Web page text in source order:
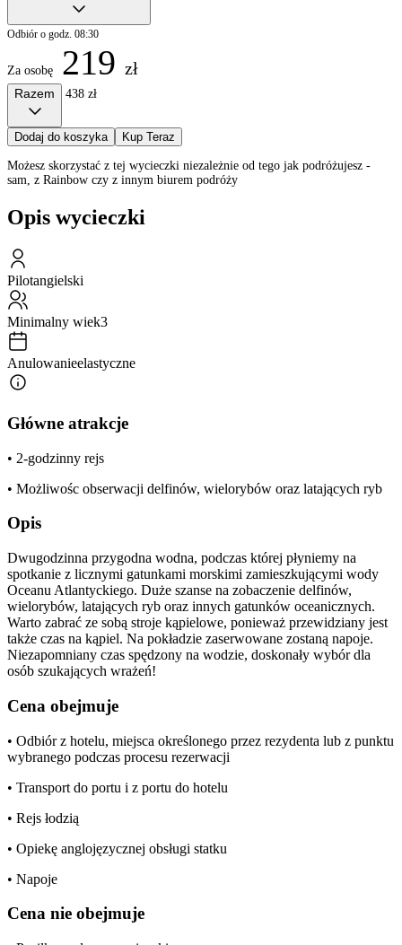
Odbiór o godz. 08:30
Za osobę 219 zł
Razem 438 zł
Dodaj do koszyka Kup Teraz
Możesz skorzystać z tej wycieczki niezależnie od tego jak podróżujesz -
sam, z Rainbow czy z innym biurem podróży
Opis wycieczki
Pilotangielski
Minimalny wiek3
Anulowanieelastyczne
Główne atrakcje
• 2-godzinny rejs
• Możliwośc obserwacji delfinów, wielorybów oraz latających ryb
Opis
Dwugodzinna przygodna wodna, podczas której płyniemy na
spotkanie z licznymi gatunkami morskimi zamieszkującymi wody
Oceanu Atlantyckiego. Duże szanse na zobaczenie delfinów,
wielorybów, latających ryb oraz innych gatunków oceanicznych.
Warto zabrać ze sobą stroje kąpielowe, ponieważ przewidziany jest
także czas na kąpiel. Na pokładzie zaserwowane zostaną napoje.
Niezapomniany czas spędzony na wodzie, doskonały wybór dla
osób szukających wrażeń!
Cena obejmuje
• Odbiór z hotelu, miejsca określonego przez rezydenta lub z punktu
wybranego podczas procesu rezerwacji
• Transport do portu i z portu do hotelu
• Rejs łodzią
• Opiekę anglojęzycznej obsługi statku
• Napoje
Cena nie obejmuje